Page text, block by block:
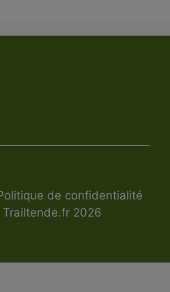
2026
de confidentialité